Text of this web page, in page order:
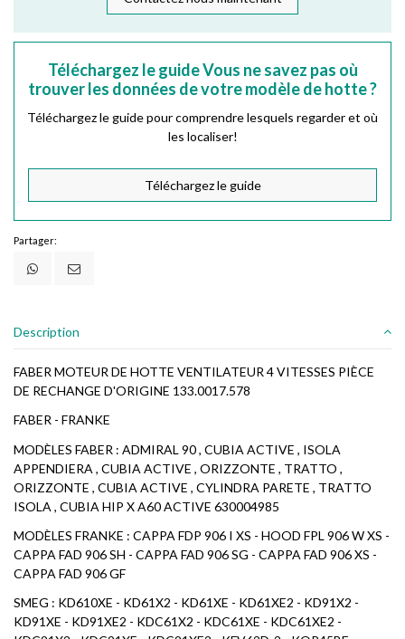
Téléchargez le guide Vous ne savez pas où
trouver les données de votre modèle de hotte ?
Téléchargez le guide pour comprendre lesquels regarder et où
les localiser!
Téléchargez le guide
Partager:
Description
FABER MOTEUR DE HOTTE VENTILATEUR 4 VITESSES PIÈCE
DE RECHANGE D'ORIGINE 133.0017.578
FABER - FRANKE
MODÈLES FABER : ADMIRAL 90 , CUBIA ACTIVE , ISOLA
APPENDIERA , CUBIA ACTIVE , ORIZZONTE , TRATTO ,
ORIZZONTE , CUBIA ACTIVE , CYLINDRA PARETE , TRATTO
ISOLA , CUBIA HIP X A60 ACTIVE 630004985
MODÈLES FRANKE : CAPPA FDP 906 I XS - HOOD FPL 906 W XS -
CAPPA FAD 906 SH - CAPPA FAD 906 SG - CAPPA FAD 906 XS -
CAPPA FAD 906 GF
SMEG : KD610XE - KD61X2 - KD61XE - KD61XE2 - KD91X2 -
KD91XE - KD91XE2 - KDC61X2 - KDC61XE - KDC61XE2 -